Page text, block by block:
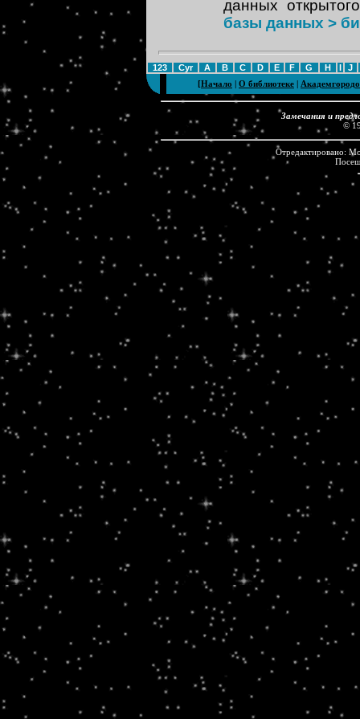
данных
базы данных >
123 Cyr A B C D E F G H I
J
[Начало | О библиотеке |
Замечания и
©
Отредактировано: